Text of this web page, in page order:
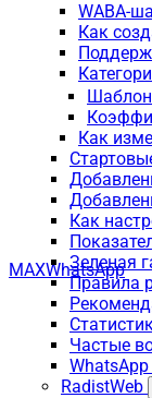
WABA-
Как
Как
Как
Зеленая
Правила
Частые
RadistWeb
MAXWhatsApp